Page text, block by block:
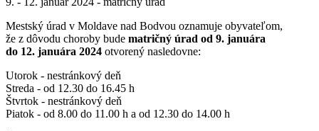
Mestský úrad v Moldave nad Bodvou oznamuje obyvateľom,
že z dôvodu choroby bude matričný úrad od 9. januára
do 12. januára 2024 otvorený nasledovne:
Utorok - nestránkový deň
Streda - od 12.30 do 16.45 h
Štvrtok - nestránkový deň
Piatok - od 8.00 do 11.00 h a od 12.30 do 14.00 h